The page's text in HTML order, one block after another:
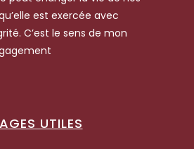
est exercée avec
C’est le sens de mon
UTILES